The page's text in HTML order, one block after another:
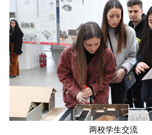
两校学生交流